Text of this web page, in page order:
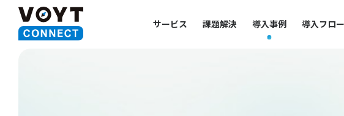
サービス 課題解決 導入事例 導入フロー